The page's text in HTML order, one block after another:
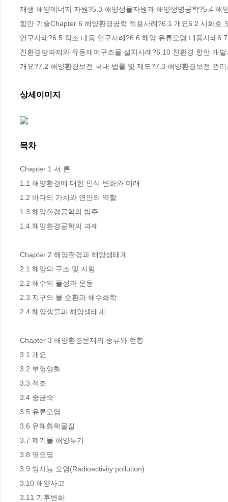
재생 해양에너지 자원?5.3 해양생물자원과 해양생명공학?5.4
항만 기술Chapter 6 해양환경공학 적용사례?6.1 개요6.2 시화호
연구사례?6.5 적조 대응 연구사례?6.6 해양 유류오염 대응사례
친환경방파제와 유동제어구조물 설치사례?6.10 친환경 항만 개
개요?7.2 해양환경보전 국내 법률 및 제도?7.3 해양환경보전 관
상세이미지
목차
Chapter 1 서 론
1.1 해양환경에 대한 인식 변화와 미래
1.2 바다의 가치와 연안의 역할
1.3 해양환경공학의 범주
1.4 해양환경공학의 과제
Chapter 2 해양환경과 해양생태계
2.1 해양의 구조 및 지형
2.2 해수의 물성과 운동
2.3 지구의 물 순환과 해수화학
2.4 해양생물과 해양생태계
Chapter 3 해양환경문제의 종류와 현황
3.1 개요
3.2 부영양화
3.3 적조
3.4 중금속
3.5 유류오염
3.6 유해화학물질
3.7 폐기물 해양투기
3.8 열오염
3.9 방사능 오염(Radioactivity pollution)
3.10 해양사고
3.11 기후변화